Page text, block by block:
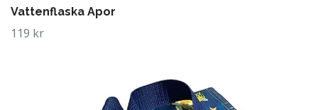
Vattenflaska Apor
119 kr